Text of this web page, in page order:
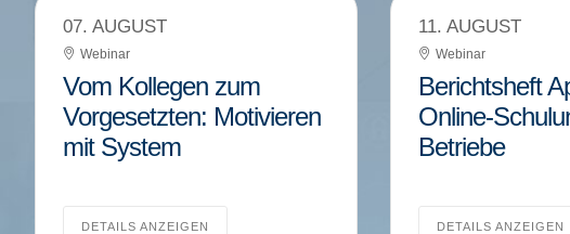
07. AUGUST
Webinar
Vom Kollegen zum
Vorgesetzten: Motivieren
mit System
DETAILS ANZEIGEN
11. AUGUST
Webinar
Berichtsheft
Online-
Betriebe
DETAILS ANZEIGEN